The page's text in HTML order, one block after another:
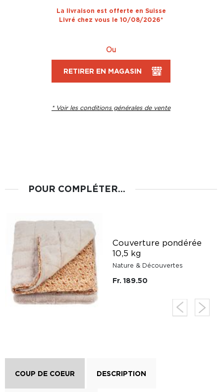
La livraison est offerte en Suisse
Livré chez vous le 10/08/2026*
Ou
RETIRER EN MAGASIN
* Voir les conditions générales de vente
POUR COMPLÉTER...
Couverture pondérée
10,5 kg
Nature & Découvertes
Fr. 189.50
COUP DE COEUR DESCRIPTION